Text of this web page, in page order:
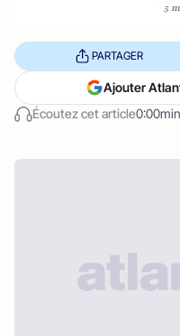
5
Écoutez cet article0:00min
PARTAGER
Ajouter